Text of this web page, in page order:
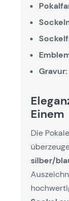
Gravur:
Einem
Die
silber/